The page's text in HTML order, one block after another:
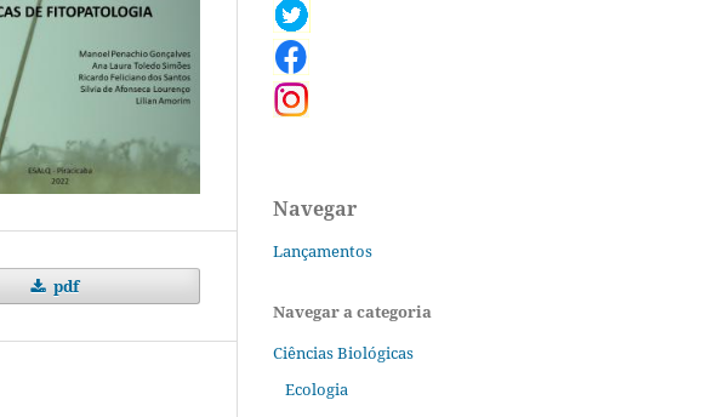
pdf
Navegar
Lançamentos
Navegar a categoria
Ciências Biológicas
Ecologia